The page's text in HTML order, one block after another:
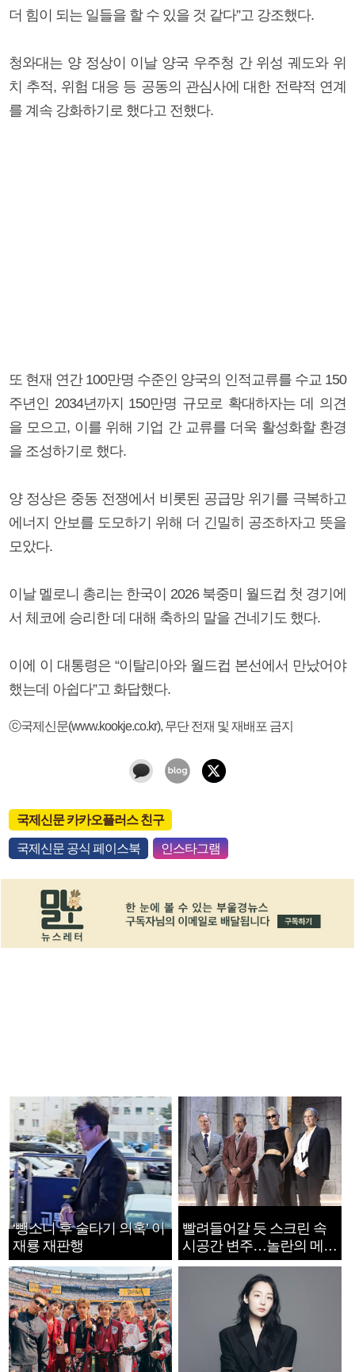
더 힘이 되는 일들을 할 수 있을 것 같다”고 강조했다.
청와대는 양 정상이 이날 양국 우주청 간 위성 궤도와 위
치 추적, 위험 대응 등 공동의 관심사에 대한 전략적 연계
를 계속 강화하기로 했다고 전했다.
또 현재 연간 100만명 수준인 양국의 인적교류를 수교 150
주년인 2034년까지 150만명 규모로 확대하자는 데 의견
을 모으고, 이를 위해 기업 간 교류를 더욱 활성화할 환경
을 조성하기로 했다.
양 정상은 중동 전쟁에서 비롯된 공급망 위기를 극복하고
에너지 안보를 도모하기 위해 더 긴밀히 공조하자고 뜻을
모았다.
이날 멜로니 총리는 한국이 2026 북중미 월드컵 첫 경기에
서 체코에 승리한 데 대해 축하의 말을 건네기도 했다.
이에 이 대통령은 “이탈리아와 월드컵 본선에서 만났어야
했는데 아쉽다”고 화답했다.
ⓒ국제신문(www.kookje.co.kr), 무단 전재 및 재배포 금지
국제신문 카카오플러스 친구
국제신문 공식 페이스북 인스타그램
‘뺑소니 후 술타기 의혹’ 이
재룡 재판행
빨려들어갈 듯 스크린 속
시공간 변주…놀란의 메시
지는 ‘전쟁 속죄’